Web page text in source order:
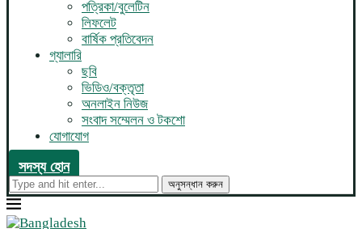
পত্রিকা/বুলেটিন
লিফলেট
বার্ষিক প্রতিবেদন
গ্যালারি
ছবি
ভিডিও/বক্তৃতা
অনলাইন নিউজ
সংবাদ সম্মেলন ও টকশো
যোগাযোগ
সদস্য হোন
অনুসন্ধান করুন